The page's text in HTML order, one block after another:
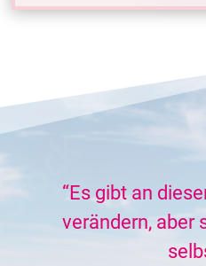
“Es gibt an
verändern, aber